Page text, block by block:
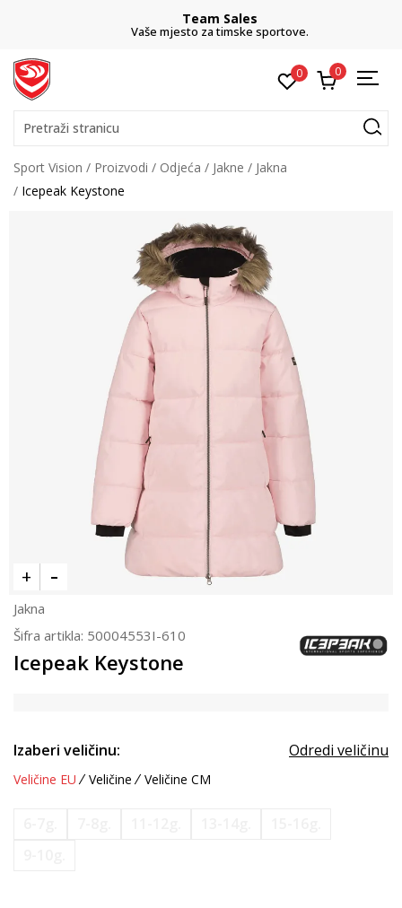
Team Sales
Vaše mjesto za timske sportove.
0 0
Pretraži stranicu
Sport Vision Proizvodi Odjeća Jakne
Jakna
Icepeak Keystone
Jakna
Šifra artikla: 50004553I-610
Icepeak Keystone
Izaberi veličinu: Odredi veličinu
Veličine EU Veličine Veličine CM